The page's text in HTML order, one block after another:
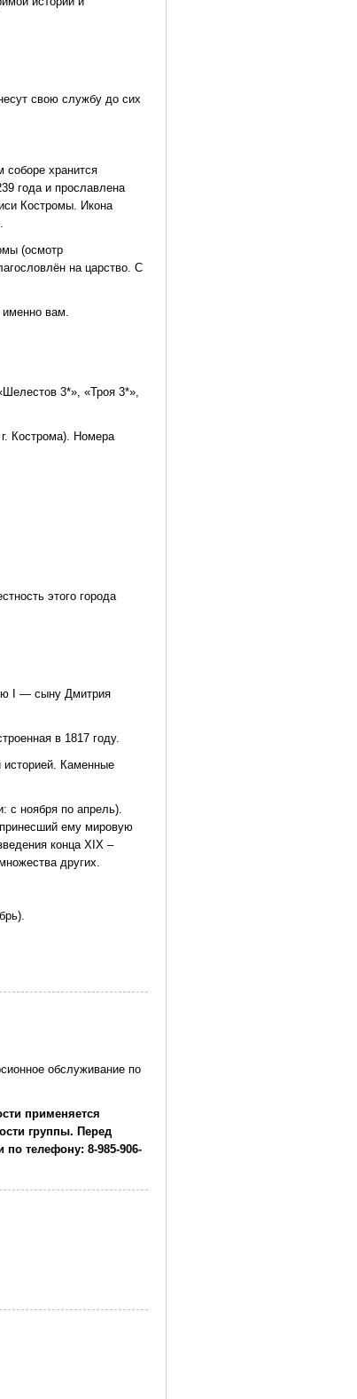
свою службу до сих
соборе хранится
года и прославлена
Костромы. Икона
(осмотр
на царство. С
вам.
3*», «Троя 3*»,
Кострома). Номера
этого города
I — сыну Дмитрия
в 1817 году.
Каменные
с ноября по апрель).
ему мировую
конца XIX –
других.
обслуживание по
применяется
группы. Перед
по телефону: 8-985-906-